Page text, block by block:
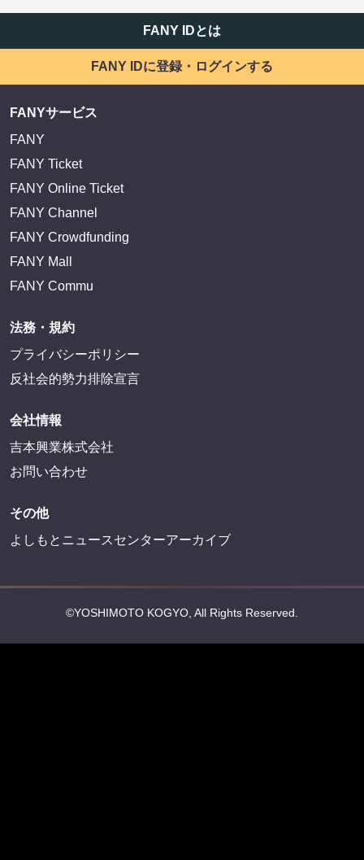
FANY IDとは
FANY IDに登録・ログインする
FANYサービス
FANY
FANY Ticket
FANY Online Ticket
FANY Channel
FANY Crowdfunding
FANY Mall
FANY Commu
法務・規約
プライバシーポリシー
反社会的勢力排除宣言
会社情報
吉本興業株式会社
お問い合わせ
その他
よしもとニュースセンターアーカイブ
©YOSHIMOTO KOGYO, All Rights Reserved.